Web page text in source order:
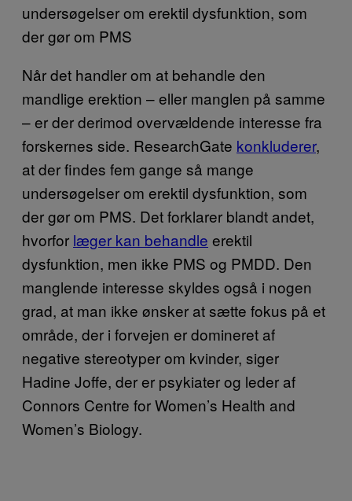
undersøgelser om erektil dysfunktion, som
der gør om PMS
Når det handler om at behandle den
mandlige erektion – eller manglen på samme
– er der derimod overvældende interesse fra
forskernes side. ResearchGate konkluderer,
at der findes fem gange så mange
undersøgelser om erektil dysfunktion, som
der gør om PMS. Det forklarer blandt andet,
hvorfor læger kan behandle erektil
dysfunktion, men ikke PMS og PMDD. Den
manglende interesse skyldes også i nogen
grad, at man ikke ønsker at sætte fokus på et
område, der i forvejen er domineret af
negative stereotyper om kvinder, siger
Hadine Joffe, der er psykiater og leder af
Connors Centre for Women’s Health and
Women’s Biology.